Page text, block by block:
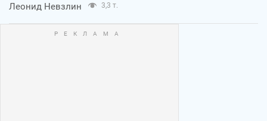
Леонид Невзлин 3,3 т.